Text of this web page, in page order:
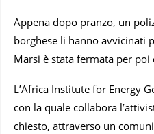
Appena dopo pranzo, un
borghese li hanno avvicinati
Marsi è stata fermata per poi
L’Africa Institute for Energy
con la quale collabora
chiesto, attraverso un